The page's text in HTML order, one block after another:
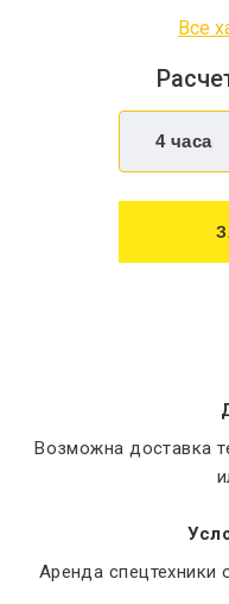
Все
Возможна доставка
Аренда спецтехники